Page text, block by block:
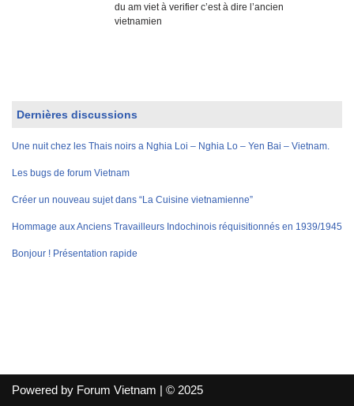
du am viet à verifier c’est à dire l’ancien
vietnamien
Dernières discussions
Une nuit chez les Thais noirs a Nghia Loi – Nghia Lo – Yen Bai – Vietnam.
Les bugs de forum Vietnam
Créer un nouveau sujet dans “La Cuisine vietnamienne”
Hommage aux Anciens Travailleurs Indochinois réquisitionnés en 1939/1945
Bonjour ! Présentation rapide
Powered by Forum Vietnam | © 2025